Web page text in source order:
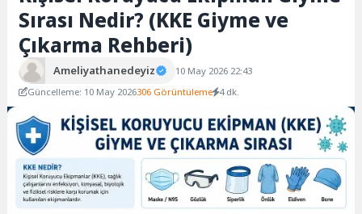
Sırası Nedir? (KKE Giyme ve
Çıkarma Rehberi)
Ameliyathanedeyiz
10 May 2026 22:43
Güncelleme: 10 May 2026306 Görüntüleme 4 dk.